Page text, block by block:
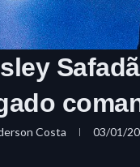
Costa 03/01/